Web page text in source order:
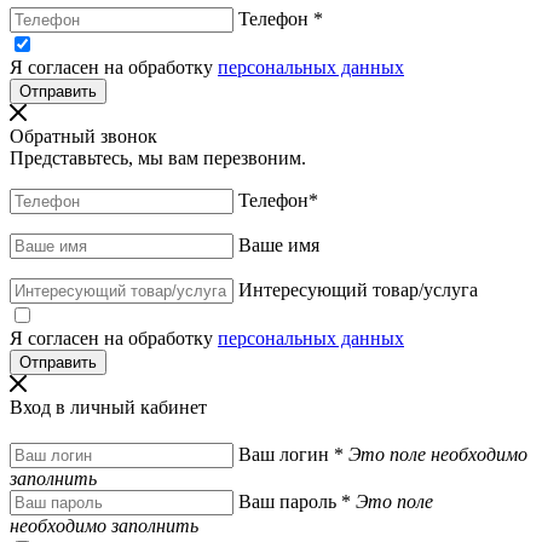
Телефон *
Я согласен на обработку персональных данных
Обратный звонок
Представьтесь, мы вам перезвоним.
Телефон*
Ваше имя
Интересующий товар/услуга
Я согласен на обработку персональных данных
Вход в личный кабинет
Ваш логин * Это поле необходимо
заполнить
Ваш пароль * Это поле
необходимо заполнить